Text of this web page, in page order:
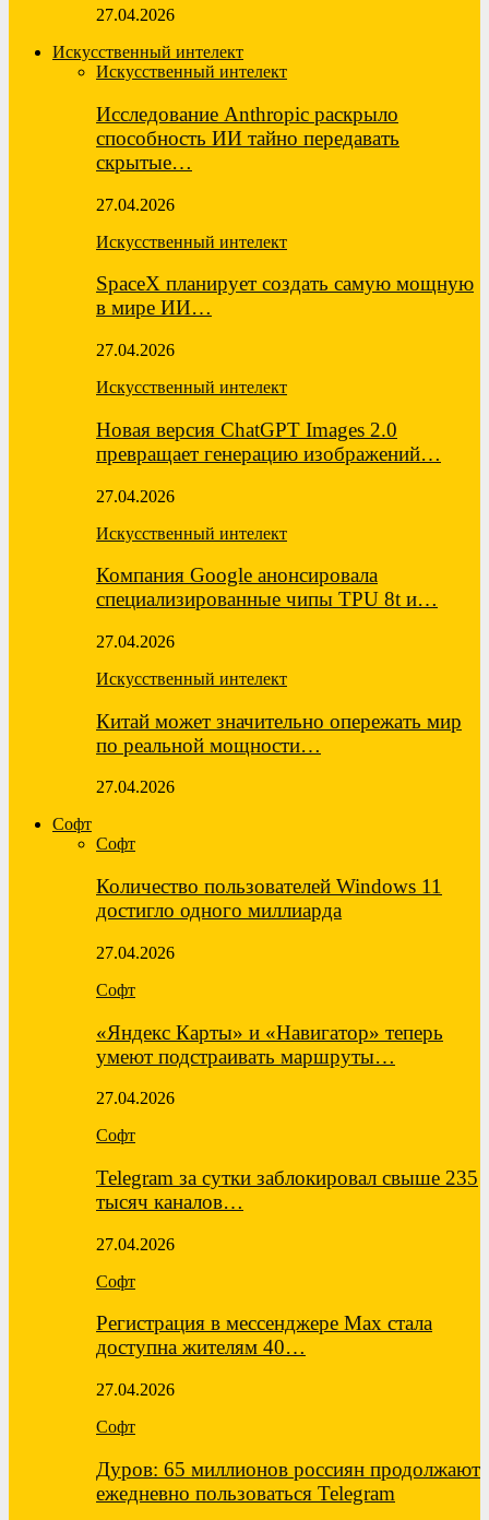
27.04.2026
Искусственный интелект
Искусственный интелект
Исследование Anthropic раскрыло
способность ИИ тайно передавать
скрытые…
27.04.2026
Искусственный интелект
SpaceX планирует создать самую мощную
в мире ИИ…
27.04.2026
Искусственный интелект
Новая версия ChatGPT Images 2.0
превращает генерацию изображений…
27.04.2026
Искусственный интелект
Компания Google анонсировала
специализированные чипы TPU 8t и…
27.04.2026
Искусственный интелект
Китай может значительно опережать мир
по реальной мощности…
27.04.2026
Софт
Софт
Количество пользователей Windows 11
достигло одного миллиарда
27.04.2026
Софт
«Яндекс Карты» и «Навигатор» теперь
умеют подстраивать маршруты…
27.04.2026
Софт
Telegram за сутки заблокировал свыше 235
тысяч каналов…
27.04.2026
Софт
Регистрация в мессенджере Max стала
доступна жителям 40…
27.04.2026
Софт
Дуров: 65 миллионов россиян продолжают
ежедневно пользоваться Telegram